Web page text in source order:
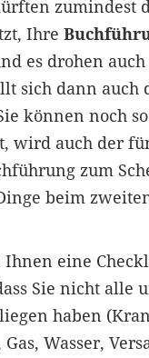
zumindest
Ihre
es drohen
sich dann auch
können noch
wird auch der
zum
beim
eine
Sie nicht alle
haben
Wasser,